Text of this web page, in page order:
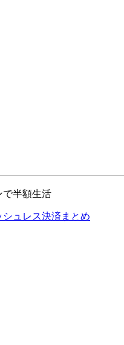
で半額生活
ュレス決済まとめ